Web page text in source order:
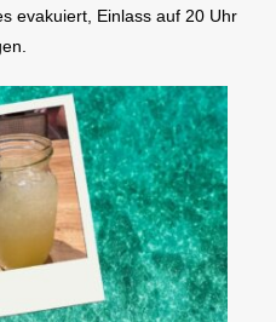
evakuiert, Einlass auf 20 Uhr